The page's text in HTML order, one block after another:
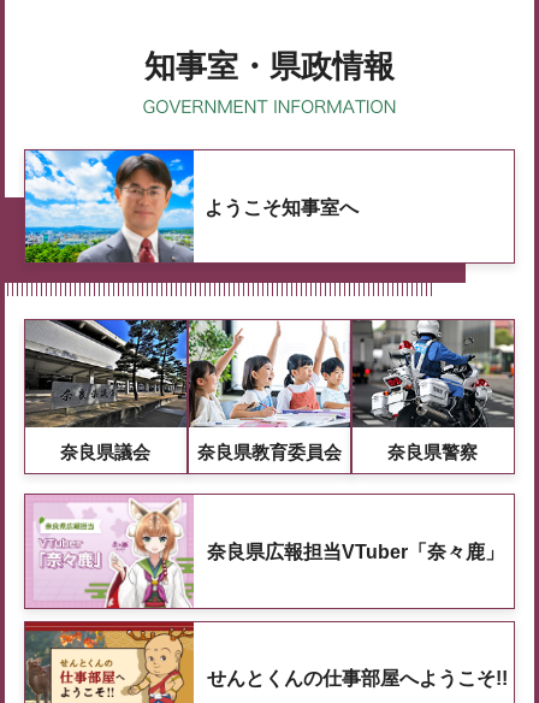
知事室・県政情報
ようこそ知事室へ
奈良県議会 奈良県教育委員会 奈良県警察
奈良県広報担当VTuber「奈々鹿」
せんとくんの仕事部屋へようこそ!!